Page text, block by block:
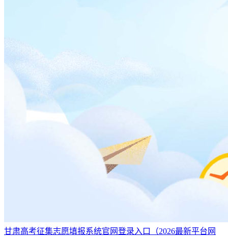
甘肃高考征集志愿填报系统官网登录入口（2026最新平台网